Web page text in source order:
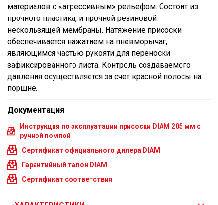
материалов с «агрессивным» рельефом. Состоит из
прочного пластика, и прочной резиновой
нескользящей мембраны. Натяжение присоски
обеспечивается нажатием на пневморычаг,
являющимся частью рукояти для переноски
зафиксированного листа. Контроль создаваемого
давления осуществляется за счет красной полосы на
поршне.
Документация
Инструкция по эксплуатации присоски DIAM 205 мм с
ручной помпой
Сертификат официального дилера DIAM
Гарантийный талон DIAM
Сертификат соответствия